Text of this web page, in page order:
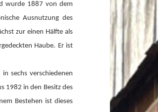
wurde 1887 von dem
Ausnutzung des
zur einen Hälfte als
Haube. Er ist
sechs verschiedenen
1982 in den Besitz des
Bestehen ist dieses